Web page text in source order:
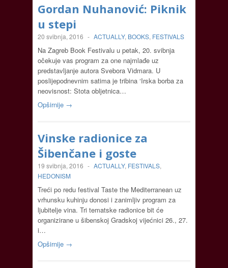
Gordan Nuhanović: Piknik
u stepi
20 svibnja, 2016 - ACTUALLY, BOOKS, FESTIVALS
Na Zagreb Book Festivalu u petak, 20. svibnja
očekuje vas program za one najmlađe uz
predstavljanje autora Svebora Vidmara. U
poslijepodnevnim satima je tribina ‘Irska borba za
neovisnost: Stota obljetnica…
Opširnije →
Vinske radionice za
Šibenčane i goste
19 svibnja, 2016 - ACTUALLY, FESTIVALS,
HEDONISM
Treći po redu festival Taste the Mediterranean uz
vrhunsku kuhinju donosi i zanimljiv program za
ljubitelje vina. Tri tematske radionice bit će
organizirane u šibenskoj Gradskoj vijećnici 26., 27.
i…
Opširnije →